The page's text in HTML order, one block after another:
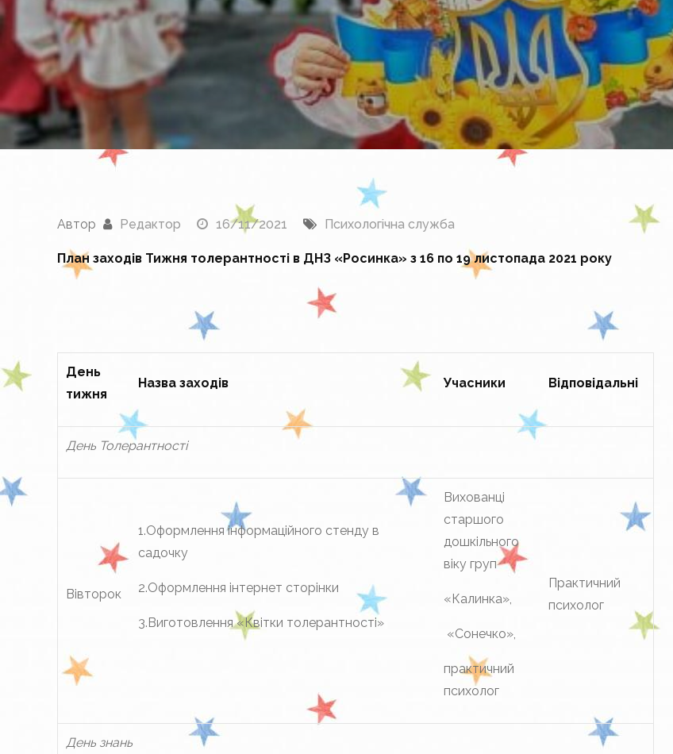
Автор Редактор 16/11/2021 Психологічна служба
План заходів Тижня толерантності в ДНЗ «Росинка» з 16 по 19 листопада 2021 року
День
тижня
Назва заходів Учасники Відповідальні
День Толерантності
Вівторок
1.Оформлення інформаційного стенду в
садочку
2.Оформлення інтернет сторінки
3.Виготовлення «Квітки толерантності»
Вихованці
старшого
дошкільного
віку груп
«Калинка»,
«Сонечко»,
практичний
психолог
Практичний
психолог
День знань